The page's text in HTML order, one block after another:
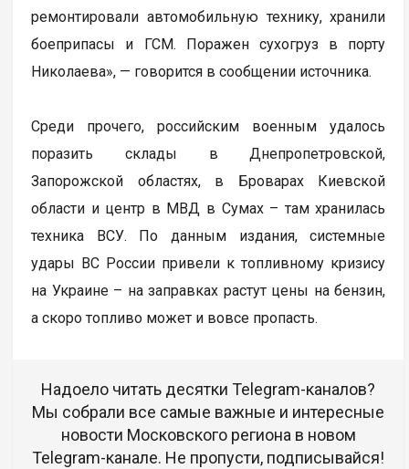
ремонтировали автомобильную технику, хранили
боеприпасы и ГСМ. Поражен сухогруз в порту
Николаева», — говорится в сообщении источника.
Среди прочего, российским военным удалось
поразить склады в Днепропетровской,
Запорожской областях, в Броварах Киевской
области и центр в МВД в Сумах – там хранилась
техника ВСУ. По данным издания, системные
удары ВС России привели к топливному кризису
на Украине – на заправках растут цены на бензин,
а скоро топливо может и вовсе пропасть.
Надоело читать десятки Telegram-каналов?
Мы собрали все самые важные и интересные
новости Московского региона в новом
Telegram-канале. Не пропусти, подписывайся!